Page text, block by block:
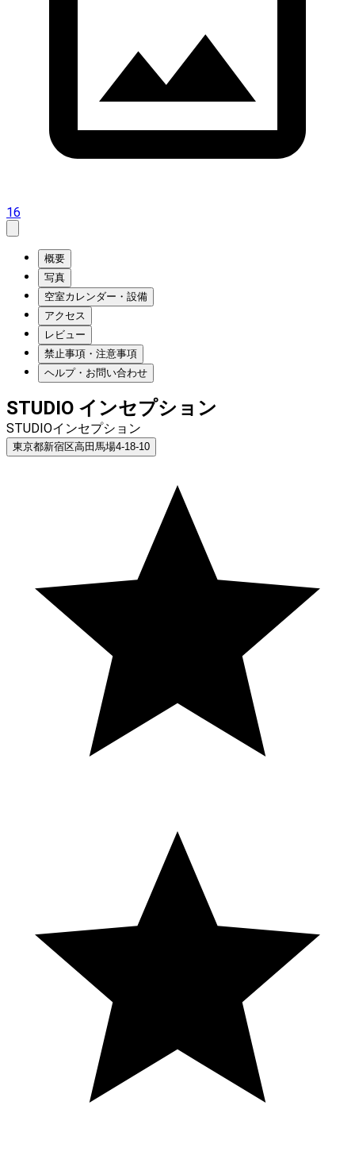
16
概要
写真
空室カレンダー・設備
アクセス
レビュー
禁止事項・注意事項
ヘルプ・お問い合わせ
STUDIO インセプション
STUDIOインセプション
東京都新宿区高田馬場4-18-10